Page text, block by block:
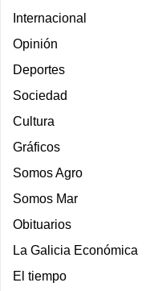
Internacional
Opinión
Deportes
Sociedad
Cultura
Gráficos
Somos Agro
Somos Mar
Obituarios
La Galicia Económica
El tiempo